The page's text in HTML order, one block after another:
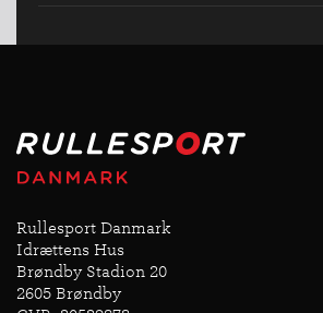
Rullesport Danmark
Idrættens Hus
Brøndby Stadion 20
2605 Brøndby